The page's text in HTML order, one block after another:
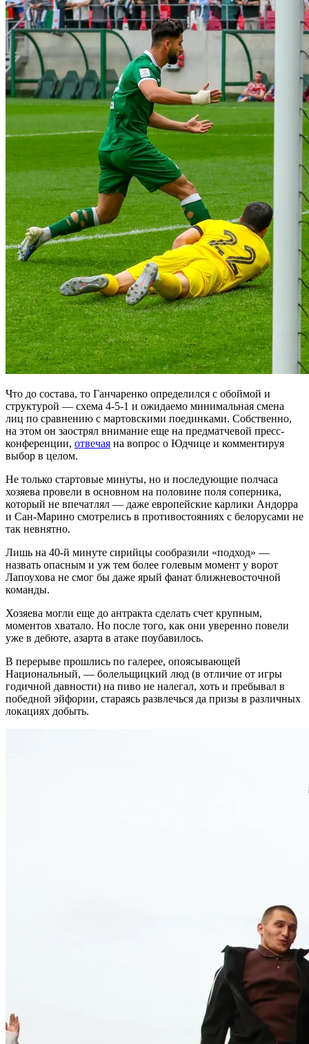
Что до состава, то Ганчаренко определился с обоймой и
структурой — схема 4-5-1 и ожидаемо минимальная смена
лиц по сравнению с мартовскими поединками. Собственно,
на этом он заострял внимание еще на предматчевой пресс-
конференции, отвечая на вопрос о Юдчице и комментируя
выбор в целом.
Не только стартовые минуты, но и последующие полчаса
хозяева провели в основном на половине поля соперника,
который не впечатлял — даже европейские карлики Андорра
и Сан-Марино смотрелись в противостояниях с белорусами не
так невнятно.
Лишь на 40-й минуте сирийцы сообразили «подход» —
назвать опасным и уж тем более голевым момент у ворот
Лапоухова не смог бы даже ярый фанат ближневосточной
команды.
Хозяева могли еще до антракта сделать счет крупным,
моментов хватало. Но после того, как они уверенно повели
уже в дебюте, азарта в атаке поубавилось.
В перерыве прошлись по галерее, опоясывающей
Национальный, — болельщицкий люд (в отличие от игры
годичной давности) на пиво не налегал, хоть и пребывал в
победной эйфории, стараясь развлечься да призы в различных
локациях добыть.